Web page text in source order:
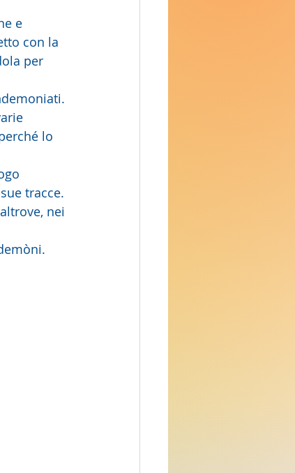
e
con la
per
lo
tracce.
nei